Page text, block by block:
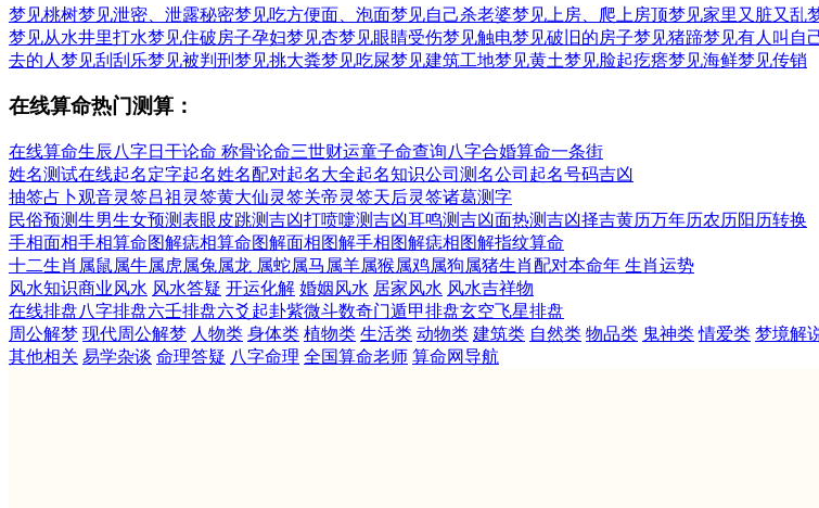
梦见桃树梦见泄密、泄露秘密梦见吃方便面、泡面梦见自己杀老婆梦见上房、爬上房顶梦见家里又脏又乱
梦见从水井里打水梦见住破房子孕妇梦见杏梦见眼睛受伤梦见触电梦见破旧的房子梦见猪蹄梦见有人叫自
去的人 梦见刮刮乐梦见被判刑 梦见挑大粪梦见吃屎梦见建筑工地梦见黄土梦见脸起疙瘩梦见海鲜梦见传销
在线算命热门测算：
在线算命生辰八字日干论命 称骨论命三世财运童子命查询八字合婚算命一条街
姓名测试在线起名定字起名姓名配对起名大全起名知识公司测名公司起名号码吉凶
抽签占卜观音灵签吕祖灵签黄大仙灵签关帝灵签天后灵签诸葛测字
民俗预测生男生女预测表眼皮跳测吉凶打喷嚏测吉凶耳鸣测吉凶面热测吉凶择吉黄历万年历农历阳历转换
手相面相手相算命图解痣相算命图解面相图解手相图解痣相图解指纹算命
十二生肖 属鼠属牛属虎属兔属龙 属蛇属马 属羊属猴属鸡属狗属猪生肖配对本命年 生肖运势
风水知识商业风水 风水答疑 开运化解 婚姻风水 居家风水 风水吉祥物
在线排盘八字排盘六壬排盘六爻起卦紫微斗数奇门遁甲排盘玄空飞星排盘
周公解梦 现代周公解梦 人物类 身体类 植物类 生活类 动物类 建筑类 自然类 物品类 鬼神类 情爱类 梦境解
其他相关 易学杂谈 命理答疑 八字命理 全国算命老师 算命网导航